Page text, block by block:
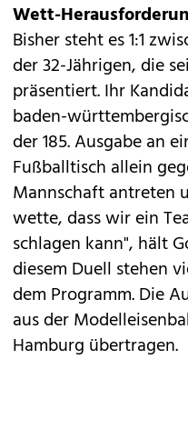
Wett-
Bisher steht es 1:1
der 32-Jährigen, die
präsentiert. Ihr
baden-
der 185. Ausgabe an
Fußballtisch allein
Mannschaft antreten
wette, dass wir ein
schlagen kann", hält
diesem Duell stehen
dem Programm. Die
aus der
Hamburg übertragen.